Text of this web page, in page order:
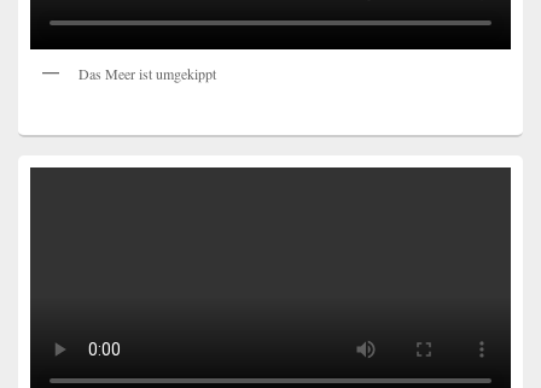
Das Meer ist umgekippt